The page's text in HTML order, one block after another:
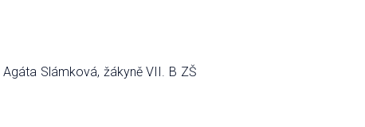
Slámková, žákyně VII. B ZŠ